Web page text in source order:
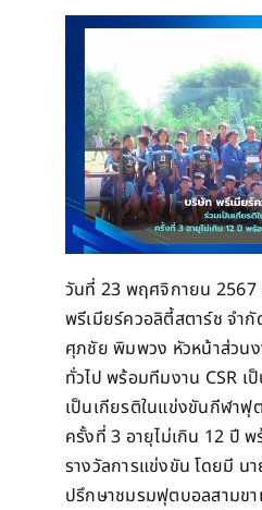
วันที่ 23 พฤศจิกายน 2567
พรีเมียร์ควอลิตี้สตาร์ช จำ
ศุภชัย พิมพวง หัวหน้าส่วนง
ทั่วไป พร้อมทีมงาน CSR
เป็นเกียรติในแข่งขันกีฬา
ครั้งที่ 3 อายุไม่เกิน 12 ปี
รางวัลการแข่งขัน โดยมี น
ปรึกษาชมรมฟุตบอลสามข